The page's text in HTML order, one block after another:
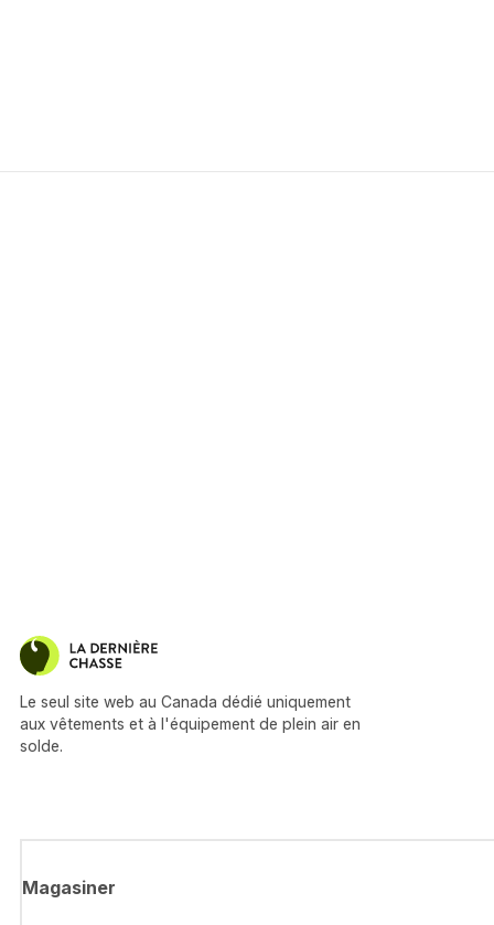
Le seul site web au Canada dédié uniquement
aux vêtements et à l'équipement de plein air en
solde.
Magasiner